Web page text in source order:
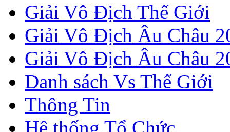
Giải Vô Địch Thế Giới
Giải Vô Địch Âu Châu
Giải Vô Địch Âu Châu
Danh sách Vs Thế Giới
Thông Tin
Hệ thống Tổ Chức